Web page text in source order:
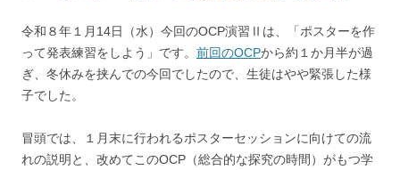
令和８年１月14日（水）今回のOCP演習Ⅱは、「ポスターを作
って発表練習をしよう」です。 前回のOCPから約１か月半が過
ぎ、冬休みを挟んでの今回でしたので、生徒はやや緊張した様
子でした。
冒頭では、１月末に行われるポスターセッションに向けての流
れの説明と、改めてこのOCP（総合的な探究の時間）がもつ学